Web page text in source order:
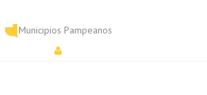
Municipios Pampeanos